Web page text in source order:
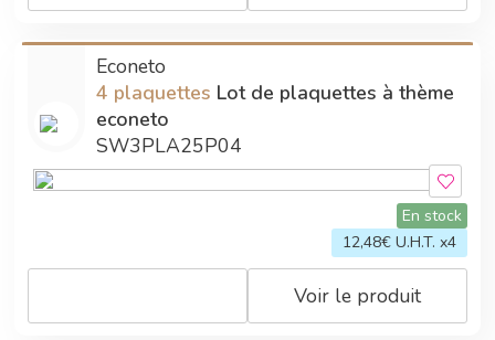
Econeto
4 plaquettes Lot de plaquettes à thème
econeto
SW3PLA25P04
En stock
12,48€ U.H.T. x4
Voir le produit